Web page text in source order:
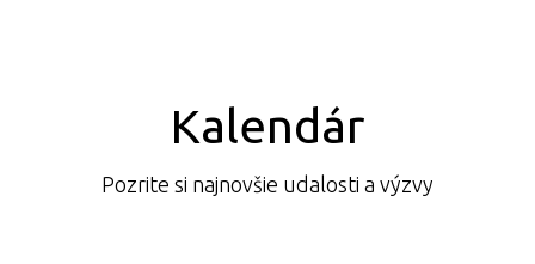
Kalendár
Pozrite si najnovšie udalosti a výzvy